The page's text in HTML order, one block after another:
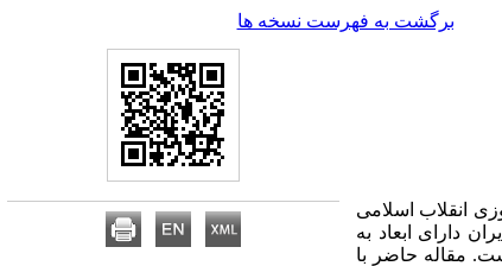
برگشت به فهرست نسخه ها
انقلاب اسلامی
دارای ابعاد به
مقاله حاضر با